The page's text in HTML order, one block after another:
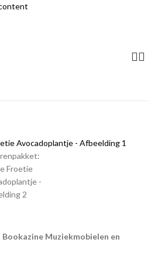
Bookazine Muziekmobielen en